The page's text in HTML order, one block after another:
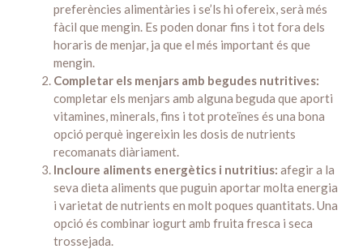
preferències alimentàries i se’ls hi ofereix, serà més
fàcil que mengin. Es poden donar fins i tot fora dels
horaris de menjar, ja que el més important és que
mengin.
Completar els menjars amb begudes nutritives:
completar els menjars amb alguna beguda que aporti
vitamines, minerals, fins i tot proteïnes és una bona
opció perquè ingereixin les dosis de nutrients
recomanats diàriament.
Incloure aliments energètics i nutritius: afegir a la
seva dieta aliments que puguin aportar molta energia
i varietat de nutrients en molt poques quantitats. Una
opció és combinar iogurt amb fruita fresca i seca
trossejada.